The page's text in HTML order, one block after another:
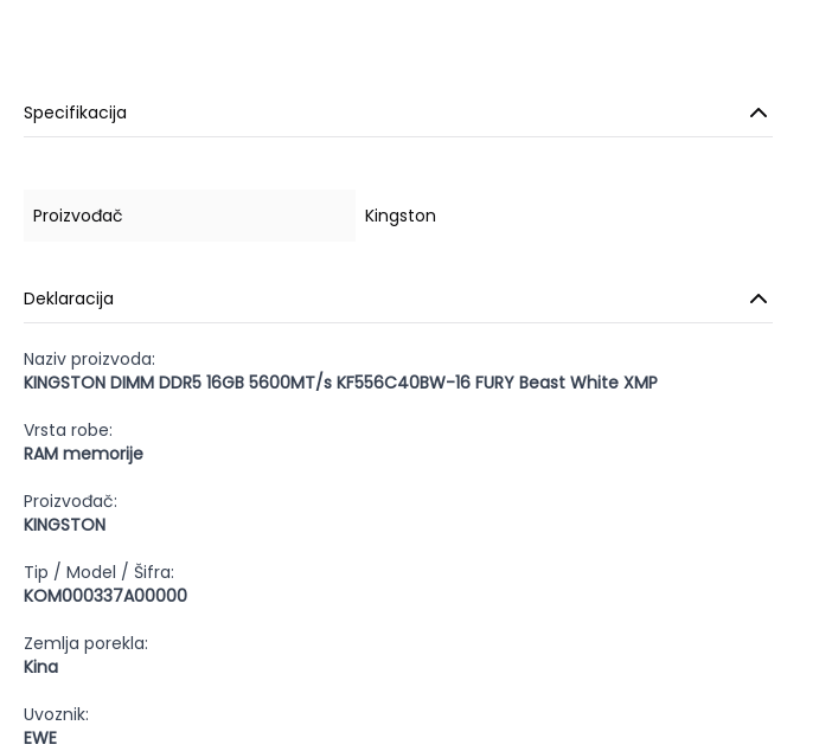
Specifikacija
Proizvođač Kingston
Deklaracija
Naziv proizvoda:
KINGSTON DIMM DDR5 16GB 5600MT/s KF556C40BW-16 FURY Beast White XMP
Vrsta robe:
RAM memorije
Proizvođač:
KINGSTON
Tip / Model / Šifra:
KOM000337A00000
Zemlja porekla:
Kina
Uvoznik:
EWE